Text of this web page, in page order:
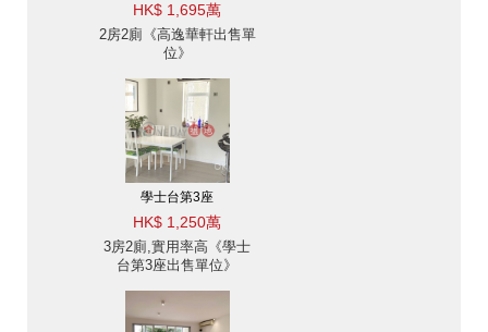
HK$ 1,695萬
2房2廁《高逸華軒出售單
位》
學士台第3座
HK$ 1,250萬
3房2廁,實用率高《學士
台第3座出售單位》